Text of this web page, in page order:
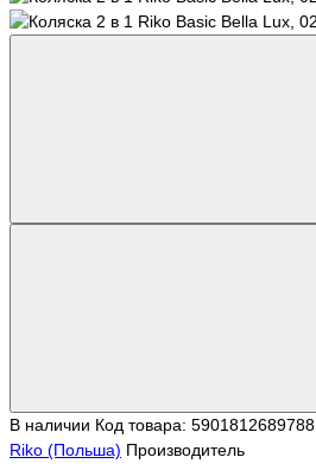
В наличии Код товара: 5901812689788
Riko (Польша) Производитель